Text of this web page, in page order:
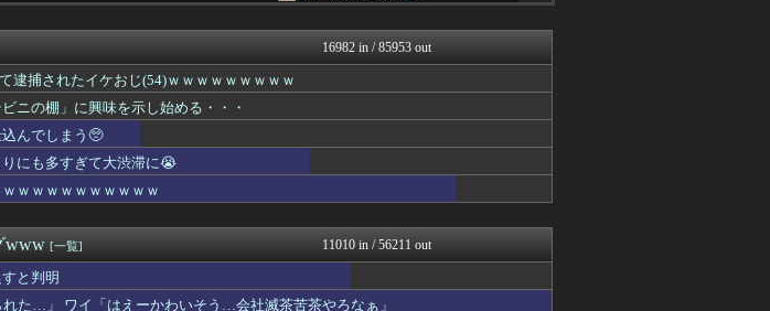
駐車場の壁に衝突
ガールズVIPまとめ
ｗｗｗｗｗｗｗｗｗｗ
なんJミュージアム
息子にマジギレ！怖すぎると話題...
をやらないｗｗｗ
思考ちゃんねる
ｗｗ
ージって何年で消えますか？
ガールズVIPまとめ
をやらないｗｗｗ
V速ニュップ
視聴数4億超えｗｗｗｗｗｗ...
日銀植田総裁「今後は女性の...
ガールズVIPまとめ
告さん（19）に無期懲役の判決...
なんJクエスト
ｗｗｗｗｗｗｗ
は⇒！？
うしみつ-5chまとめ-
16982 in / 85953 out
逮捕されたイケおじ(54)ｗｗｗｗｗｗｗｗｗ
ニの棚」に興味を示し始める・・・
んでしまう🥺
りにも多すぎて大渋滞に😭
ｗｗｗｗｗｗｗｗｗｗ
www [一覧] 11010 in / 56211 out
と判明
た…」 ワイ「はえーかわいそう…会社滅茶苦茶やろなぁ」